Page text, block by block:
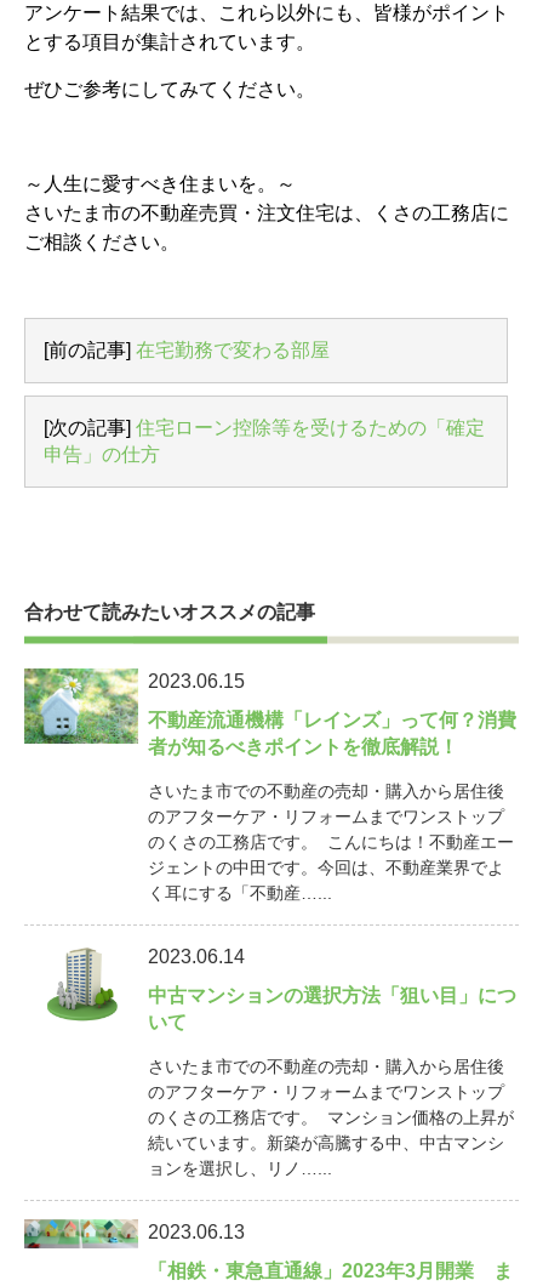
アンケート結果では、これら以外にも、皆様がポイント
とする項目が集計されています。
ぜひご参考にしてみてください。
～人生に愛すべき住まいを。～
さいたま市の不動産売買・注文住宅は、くさの工務店に
ご相談ください。
[前の記事] 在宅勤務で変わる部屋
[次の記事] 住宅ローン控除等を受けるための「確定
申告」の仕方
合わせて読みたいオススメの記事
2023.06.15
不動産流通機構「レインズ」って何？消費
者が知るべきポイントを徹底解説！
さいたま市での不動産の売却・購入から居住後
のアフターケア・リフォームまでワンストップ
のくさの工務店です。 こんにちは！不動産エー
ジェントの中田です。今回は、不動産業界でよ
く耳にする「不動産…...
2023.06.14
中古マンションの選択方法「狙い目」につ
いて
さいたま市での不動産の売却・購入から居住後
のアフターケア・リフォームまでワンストップ
のくさの工務店です。 マンション価格の上昇が
続いています。新築が高騰する中、中古マンシ
ョンを選択し、リノ…...
2023.06.13
「相鉄・東急直通線」2023年3月開業 ま